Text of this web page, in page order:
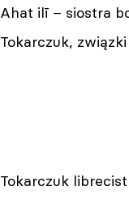
Ahat ilī – siostra
Tokarczuk,
Tokarczuk